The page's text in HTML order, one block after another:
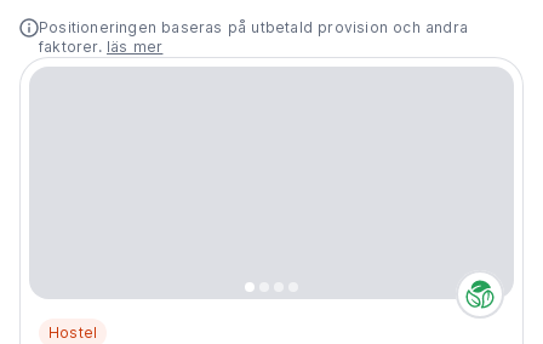
Positioneringen baseras på utbetald provision och andra
faktorer. läs mer
Hostel